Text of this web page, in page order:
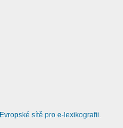
Evropské sítě pro e-lexikografii.